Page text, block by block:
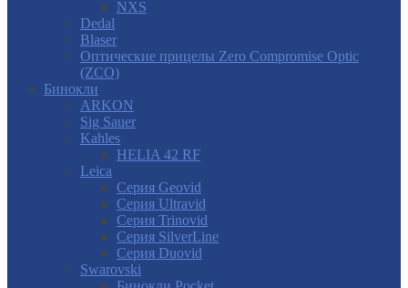
NXS
Dedal
Blaser
Оптические прицелы Zero Compromise Optic
(ZCO)
Бинокли
ARKON
Sig Sauer
Kahles
HELIA 42 RF
Leica
Серия Geovid
Серия Ultravid
Серия Trinovid
Серия SilverLine
Серия Duovid
Swarovski